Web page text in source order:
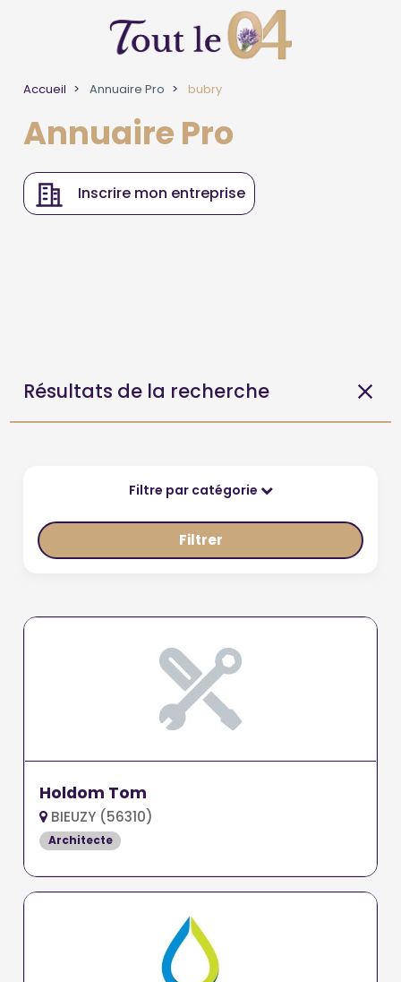
Accueil Annuaire Pro bubry
Annuaire Pro
Inscrire mon entreprise
Résultats de la recherche
Filtre par catégorie
Filtrer
Holdom Tom
BIEUZY (56310)
Architecte